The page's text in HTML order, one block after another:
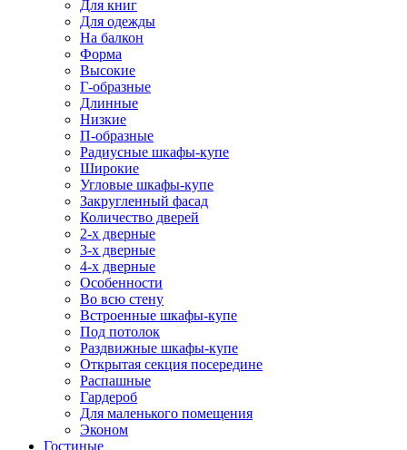
Для книг
Для одежды
На балкон
Форма
Высокие
Г-образные
Длинные
Низкие
П-образные
Радиусные шкафы-купе
Широкие
Угловые шкафы-купе
Закругленный фасад
Количество дверей
2-х дверные
3-х дверные
4-х дверные
Особенности
Во всю стену
Встроенные шкафы-купе
Под потолок
Раздвижные шкафы-купе
Открытая секция посередине
Распашные
Гардероб
Для маленького помещения
Эконом
Гостиные